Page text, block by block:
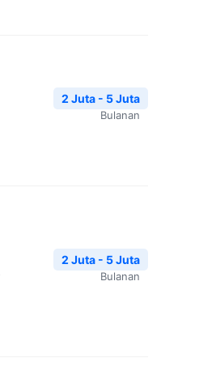
2 Juta - 5 Juta
Bulanan
2 Juta - 5 Juta
Bulanan